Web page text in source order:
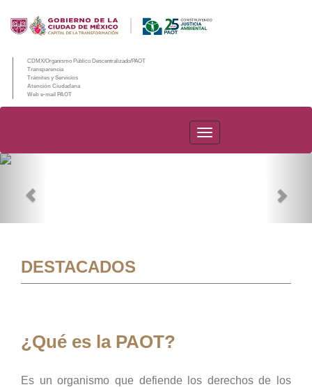
CDMX/Organismo Público Descentralizado/PAOT
Transparencia
Trámites y Servicios
Atención Ciudadana
Web e-mail PAOT
PAOT
DESTACADOS
¿Qué es la PAOT?
Es un organismo que defiende los derechos de los